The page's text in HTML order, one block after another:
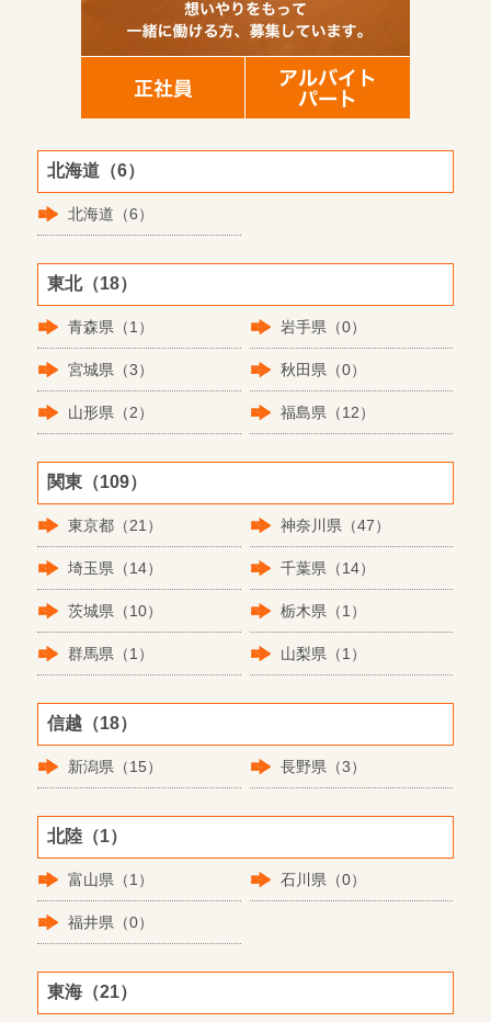
北海道（6）
北海道（6）
東北（18）
青森県（1） 岩手県（0）
宮城県（3） 秋田県（0）
山形県（2） 福島県（12）
関東（109）
東京都（21） 神奈川県（47）
埼玉県（14） 千葉県（14）
茨城県（10） 栃木県（1）
群馬県（1） 山梨県（1）
信越（18）
新潟県（15） 長野県（3）
北陸（1）
富山県（1） 石川県（0）
福井県（0）
東海（21）